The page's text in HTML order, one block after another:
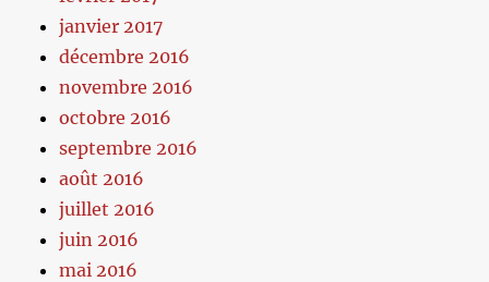
janvier 2017
décembre 2016
novembre 2016
octobre 2016
septembre 2016
août 2016
juillet 2016
juin 2016
mai 2016